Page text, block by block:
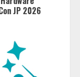
法律事務所を
いて 企業法
JP 2026